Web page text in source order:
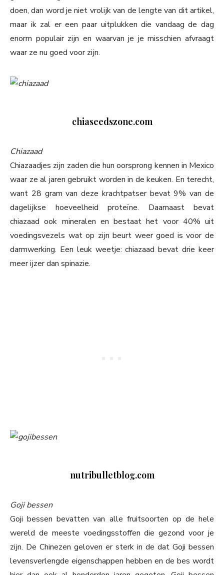
doen, dan word je niet vrolijk van de lengte van dit artikel,
maar ik zal er een paar uitplukken die vandaag de dag
enorm populair zijn en waarvan je je misschien afvraagt
waar ze nu goed voor zijn.
chiaseedszone.com
Chiazaad
Chiazaadjes zijn zaden die hun oorsprong kennen in Mexico
waar ze al jaren gebruikt worden in de keuken. En terecht,
want 28 gram van deze krachtpatser bevat 9% van de
dagelijkse hoeveelheid proteïne. Daarnaast bevat
chiazaad ook mineralen en bestaat het voor 40% uit
voedingsvezels wat op zijn beurt weer goed is voor de
darmwerking. Een leuk weetje: chiazaad bevat drie keer
meer ijzer dan spinazie.
nutribulletblog.com
Goji bessen
Goji bessen bevatten van alle fruitsoorten op de hele
wereld de meeste voedingsstoffen die gezond voor je
zijn. De Chinezen geloven er sterk in de dat Goji bessen
levensverlengde eigenschappen hebben en de bes wordt